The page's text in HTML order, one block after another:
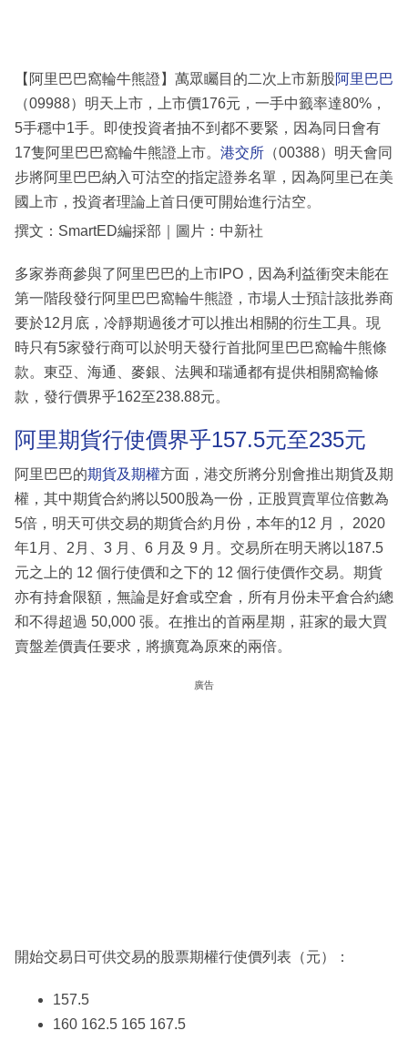
區
【阿里巴巴窩輪牛熊證】萬眾矚目的二次上市新股阿里巴巴
（09988）明天上市，上市價176元，一手中籤率達80%，
5手穩中1手。即使投資者抽不到都不要緊，因為同日會有
17隻阿里巴巴窩輪牛熊證上市。 港交所 （00388）明天會同
步將阿里巴巴納入可沽空的指定證券名單，因為阿里已在美
國上市，投資者理論上首日便可開始進行沽空。
撰文：SmartED編採部｜圖片：中新社
多家券商參與了阿里巴巴的上市IPO，因為利益衝突未能在
第一階段發行阿里巴巴窩輪牛熊證，市場人士預計該批券商
要於12月底，冷靜期過後才可以推出相關的衍生工具。現
時只有5家發行商可以於明天發行首批阿里巴巴窩輪牛熊條
款。東亞、海通、麥銀、法興和瑞通都有提供相關窩輪條
款，發行價界乎162至238.88元。
阿里期貨行使價界乎157.5元至235元
阿里巴巴的期貨及期權方面，港交所將分別會推出期貨及期
權，其中期貨合約將以500股為一份，正股買賣單位倍數為
5倍，明天可供交易的期貨合約月份，本年的12 月， 2020
年1月、2月、3 月、6 月及 9 月。交易所在明天將以187.5
元之上的 12 個行使價和之下的 12 個行使價作交易。期貨
亦有持倉限額，無論是好倉或空倉，所有月份未平倉合約總
和不得超過 50,000 張。在推出的首兩星期，莊家的最大買
賣盤差價責任要求，將擴寬為原來的兩倍。
廣告
開始交易日可供交易的股票期權行使價列表（元）：
157.5
160 162.5 165 167.5